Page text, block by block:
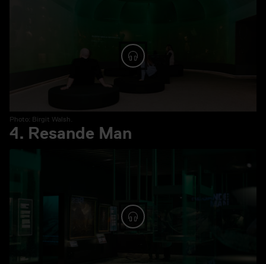
Photo: Birgit Walsh.
Spela ljud: 3. Muistojen
4. Resande Man
Spela ljud: 4. Resande